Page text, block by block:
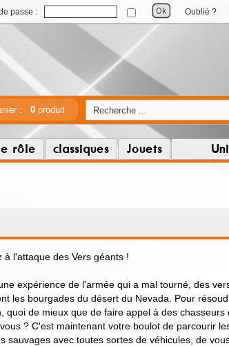
passe : Oublié ?
: 0produit
rôle classiques Jouets
à l'attaque des Vers géants !
expérience de l'armée qui a mal tourné, des
les bourgades du désert du Nevada. Pour
quoi de mieux que de faire appel à des chasseurs
? C'est maintenant votre boulot de parcourir
sauvages avec toutes sortes de véhicules, de